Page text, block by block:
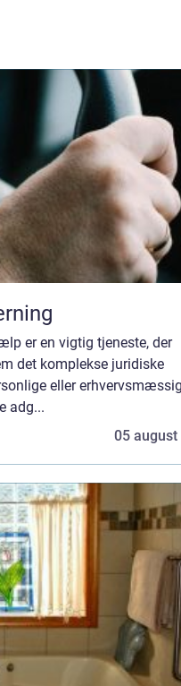
er en vigtig tjeneste, der
det komplekse juridiske
eller
adg...
05 august